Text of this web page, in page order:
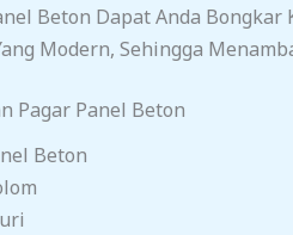
Beton Dapat Anda
Modern, Sehingga
Pagar Panel Beton
Beton